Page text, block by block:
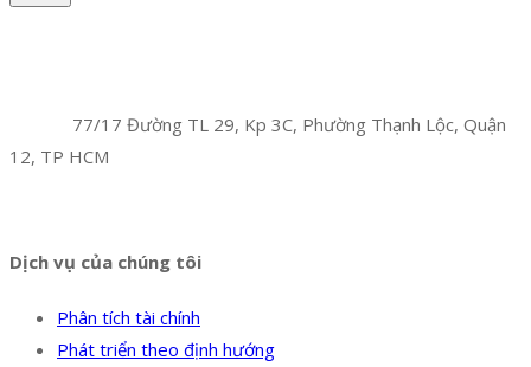
77/17 Đường TL 29, Kp 3C, Phường Thạnh Lộc, Quận
12, TP HCM
Dịch vụ của chúng tôi
Phân tích tài chính
Phát triển theo định hướng